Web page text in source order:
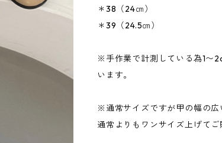
＊38（24㎝）
＊39（24.5㎝）
※手作業で計測している為1〜
います。
※通常サイズですが甲の幅の広
通常よりもワンサイズ上げてご